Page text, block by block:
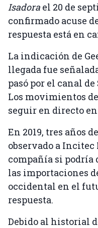
Isadora el 20 de
confirmado acuse
respuesta está en
La indicación de
llegada fue
pasó por el canal
Los movimientos
seguir en directo
En 2019, tres años
observado a Incitec
compañía si podría
las importaciones
occidental en el
respuesta.
Debido al historial